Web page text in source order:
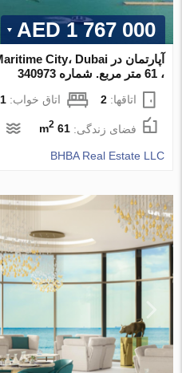
1 767 000 AED
، 61 متر مربع. شماره 340973
اتاقها:2 اتاق خواب:1
فضای زندگی:61 m
2
BHBA Real Estate LLC